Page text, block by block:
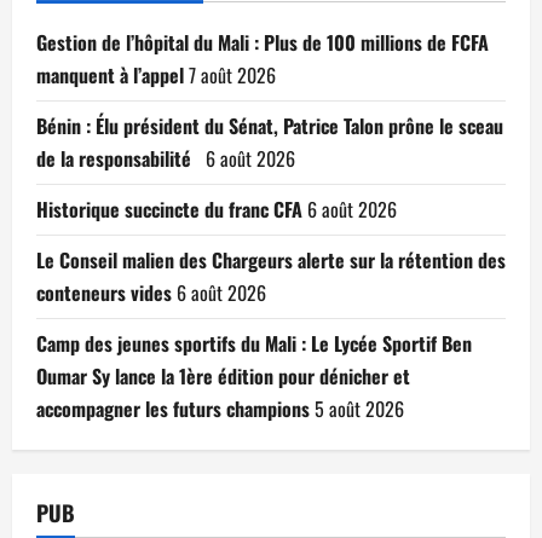
Gestion de l’hôpital du Mali : Plus de 100 millions de FCFA
manquent à l’appel7 août 2026
Bénin : Élu président du Sénat, Patrice Talon prône le sceau
de la responsabilité 6 août 2026
Historique succincte du franc CFA 6 août 2026
Le Conseil malien des Chargeurs alerte sur la rétention des
conteneurs vides 6 août 2026
Camp des jeunes sportifs du Mali : Le Lycée Sportif Ben
Oumar Sy lance la 1ère édition pour dénicher et
accompagner les futurs champions5 août 2026
PUB